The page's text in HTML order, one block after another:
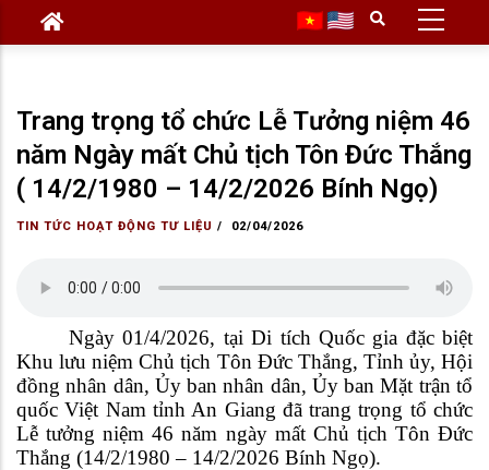
to
Trang trọng tổ chức Lễ Tưởng niệm 46
năm Ngày mất Chủ tịch Tôn Đức Thắng
( 14/2/1980 – 14/2/2026 Bính Ngọ)
TIN TỨC HOẠT ĐỘNG TƯ LIỆU / 02/04/2026
Ngày 01/4/2026, tại Di tích Quốc gia đặc biệt
Khu lưu niệm Chủ tịch Tôn Đức Thắng, Tỉnh ủy, Hội
đồng nhân dân, Ủy ban nhân dân, Ủy ban Mặt trận tổ
quốc Việt Nam tỉnh An Giang đã trang trọng tổ chức
Lễ tưởng niệm 46 năm ngày mất Chủ tịch Tôn Đức
Thắng (14/2/1980 – 14/2/2026 Bính Ngọ).